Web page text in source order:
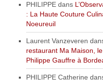
PHILIPPE dans
: La Haute Couture
Noeureuil
Laurent Vanzeveren
restaurant Ma Maison,
Philippe Gauffre à
PHILIPPE Catherine